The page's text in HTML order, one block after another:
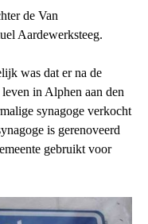
de Van
Aardewerksteeg.
was dat er na de
in Alphen aan den
synagoge verkocht
is gerenoveerd
gebruikt voor